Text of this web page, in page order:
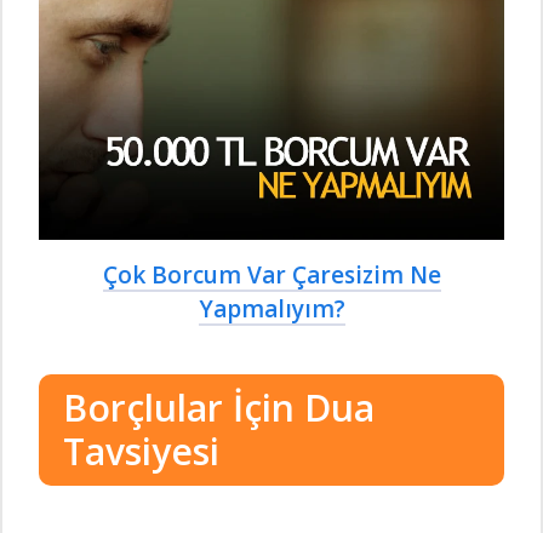
Çok Borcum Var Çaresizim Ne
Yapmalıyım?
Borçlular İçin Dua
Tavsiyesi